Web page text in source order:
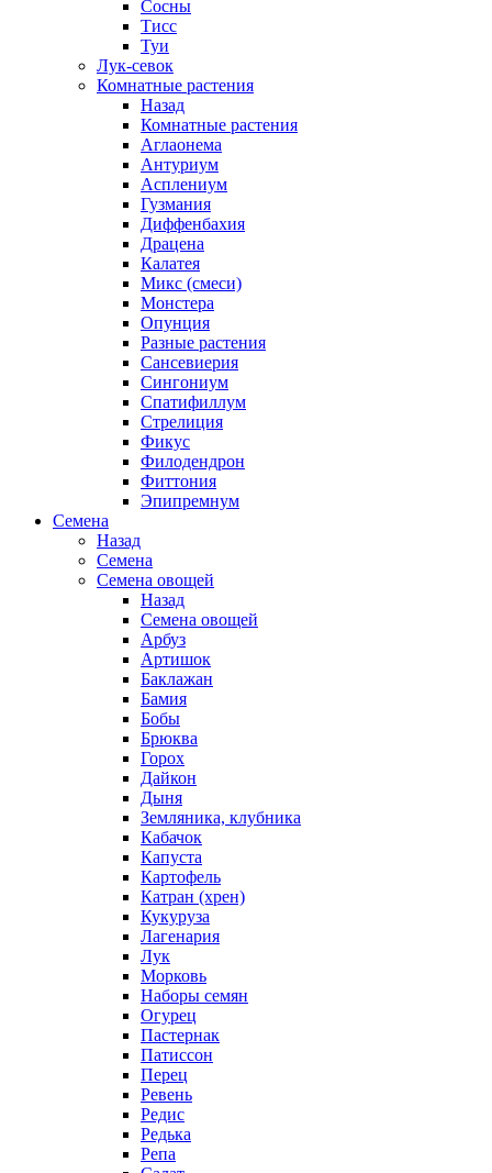
Сосны
Тисс
Туи
Лук-севок
Комнатные растения
Назад
Комнатные растения
Аглаонема
Антуриум
Асплениум
Гузмания
Диффенбахия
Драцена
Калатея
Микс (смеси)
Монстера
Опунция
Разные растения
Сансевиерия
Сингониум
Спатифиллум
Стрелиция
Фикус
Филодендрон
Фиттония
Эпипремнум
Семена
Назад
Семена
Семена овощей
Назад
Семена овощей
Арбуз
Артишок
Баклажан
Бамия
Бобы
Брюква
Горох
Дайкон
Дыня
Земляника, клубника
Кабачок
Капуста
Картофель
Катран (хрен)
Кукуруза
Лагенария
Лук
Морковь
Наборы семян
Огурец
Пастернак
Патиссон
Перец
Ревень
Редис
Редька
Репа